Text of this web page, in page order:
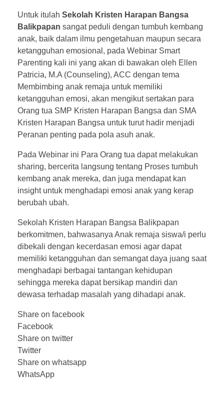
Untuk itulah Sekolah Kristen Harapan Bangsa
Balikpapan sangat peduli dengan tumbuh kembang
anak, baik dalam ilmu pengetahuan maupun secara
ketangguhan emosional, pada Webinar Smart
Parenting kali ini yang akan di bawakan oleh Ellen
Patricia, M.A (Counseling), ACC dengan tema
Membimbing anak remaja untuk memiliki
ketangguhan emosi, akan mengikut sertakan para
Orang tua SMP Kristen Harapan Bangsa dan SMA
Kristen Harapan Bangsa untuk turut hadir menjadi
Peranan penting pada pola asuh anak.
Pada Webinar ini Para Orang tua dapat melakukan
sharing, bercerita langsung tentang Proses tumbuh
kembang anak mereka, dan juga mendapat kan
insight untuk menghadapi emosi anak yang kerap
berubah ubah.
Sekolah Kristen Harapan Bangsa Balikpapan
berkomitmen, bahwasanya Anak remaja siswa/i perlu
dibekali dengan kecerdasan emosi agar dapat
memiliki ketangguhan dan semangat daya juang saat
menghadapi berbagai tantangan kehidupan
sehingga mereka dapat bersikap mandiri dan
dewasa terhadap masalah yang dihadapi anak.
Share on facebook
Facebook
Share on twitter
Twitter
Share on whatsapp
WhatsApp